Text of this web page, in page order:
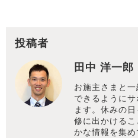
投稿者
田中 洋一郎
お施主さまと
できるように
ます。休みの
修に出かける
かな情報を集め